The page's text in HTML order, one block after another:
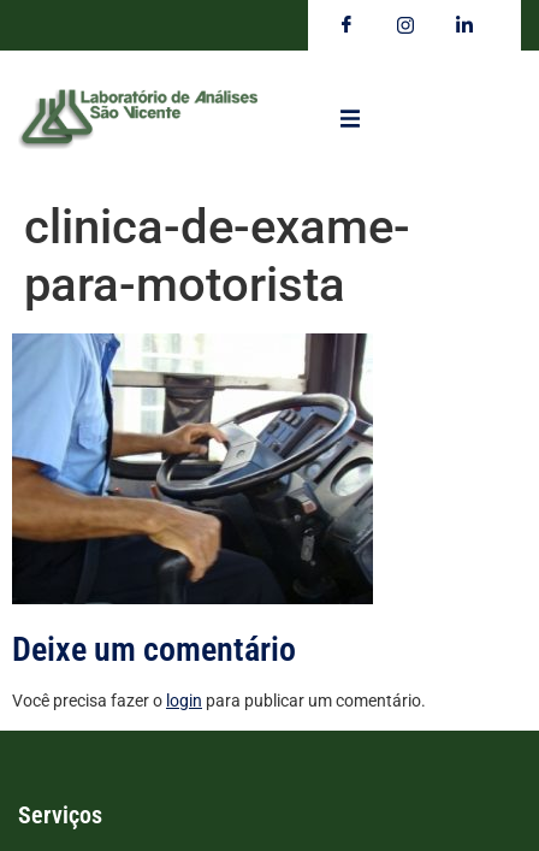
clinica-de-exame-
para-motorista
Deixe um comentário
Você precisa fazer o login para publicar um comentário.
Serviços